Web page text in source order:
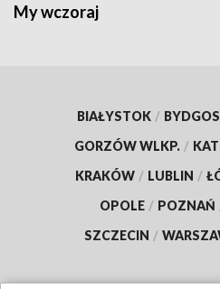
My wczoraj
BIAŁYSTOK /
GORZÓW WLKP. /
KRAKÓW / LUBLIN /
OPOLE / POZNAŃ
SZCZECIN /